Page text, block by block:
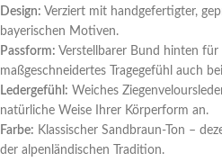
Design: Verziert mit handgefertigter,
bayerischen Motiven.
Passform: Verstellbarer Bund hinten für
maßgeschneidertes Tragegefühl auch
Ledergefühl: Weiches
natürliche Weise Ihrer Körperform an.
Farbe: Klassischer Sandbraun-Ton –
der alpenländischen Tradition.